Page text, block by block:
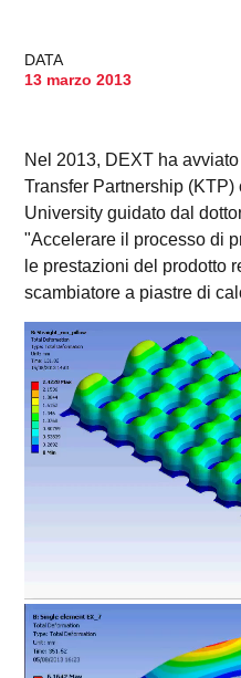
DATA
13 marzo 2013
Nel 2013, DEXT ha
Transfer Partnership
University guidato dal
"Accelerare il processo di
le prestazioni del prodotto
scambiatore a piastre di